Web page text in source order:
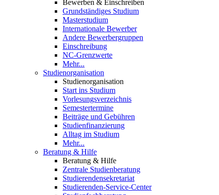
Bewerben & Einschreiben
Grundständiges Studium
Masterstudium
Internationale Bewerber
Andere Bewerbergruppen
Einschreibung
NC-Grenzwerte
Mehr...
Studienorganisation
Studienorganisation
Start ins Studium
Vorlesungsverzeichnis
Semestertermine
Beiträge und Gebühren
Studienfinanzierung
Alltag im Studium
Mehr...
Beratung & Hilfe
Beratung & Hilfe
Zentrale Studienberatung
Studierendensekretariat
Studierenden-Service-Center